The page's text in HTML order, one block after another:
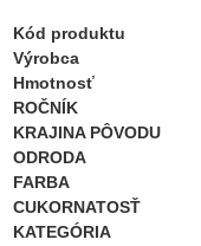
Kód produktu
Výrobca
Hmotnosť
ROČNÍK
KRAJINA PÔVODU
ODRODA
FARBA
CUKORNATOSŤ
KATEGÓRIA